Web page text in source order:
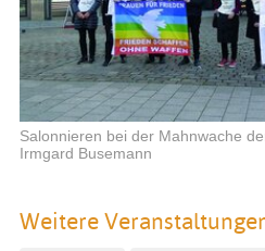
Salonnieren bei der Mahnwache
Irmgard Busemann
Weitere